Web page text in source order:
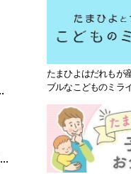
たまひよはだれもが
ブルなこどものミラ